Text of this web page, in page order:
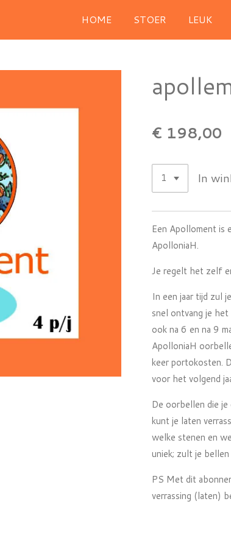
HOME STOER LEUK
€ 198,00
In
Een Apolloment is
ApolloniaH.
Je regelt het zelf
In een jaar tijd zul
snel ontvang je het
ook na 6 en na 9
ApolloniaH
keer portokosten.
voor het volgend
De oorbellen die
kunt je laten
welke stenen en
uniek; zult je
PS Met dit
verrassing (laten)